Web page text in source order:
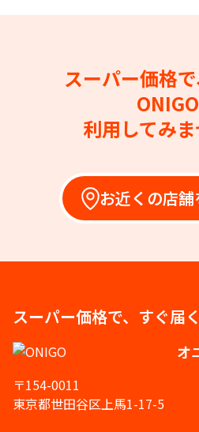
スーパー価格
利用してみ
お近くの店舗
スーパー価格で、すぐ届く
オ
〒154-0011
東京都世田谷区上馬1-17-5